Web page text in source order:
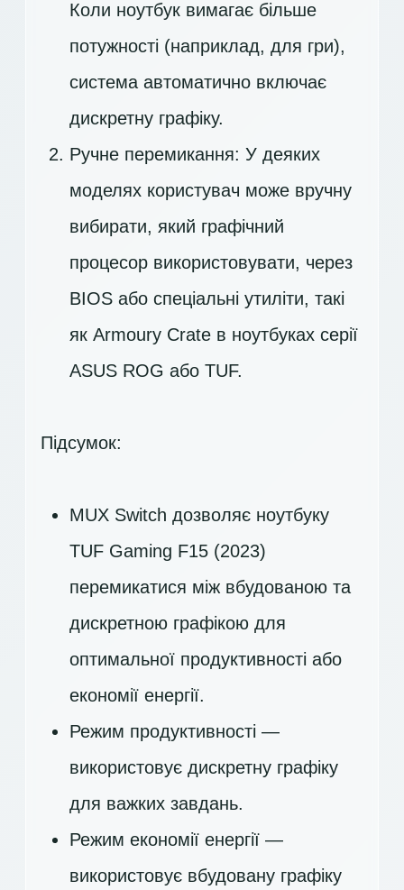
Коли ноутбук вимагає більше
потужності (наприклад, для гри),
система автоматично включає
дискретну графіку.
Ручне перемикання: У деяких
моделях користувач може вручну
вибирати, який графічний
процесор використовувати, через
BIOS або спеціальні утиліти, такі
як Armoury Crate в ноутбуках серії
ASUS ROG або TUF.
Підсумок:
MUX Switch дозволяє ноутбуку
TUF Gaming F15 (2023)
перемикатися між вбудованою та
дискретною графікою для
оптимальної продуктивності або
економії енергії.
Режим продуктивності —
використовує дискретну графіку
для важких завдань.
Режим економії енергії —
використовує вбудовану графіку